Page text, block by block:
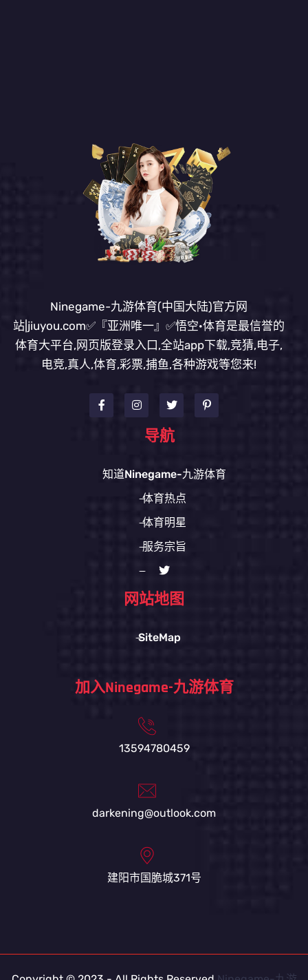
Ninegame-九游体育(中国大陆)官方网
站|jiuyou.com✅『亚洲唯一』✅悟空·体育是最信誉的
体育大平台,网页版登录入口,全站app下载,竞猜,电子,
电竞,真人,体育,彩票,捕鱼,各种游戏等您来!
导航
知道Ninegame-九游体育
体育热点
体育明星
服务宗旨
网站地图
SiteMap
加入Ninegame-九游体育
13594780459
darkening@outlook.com
建阳市国脆城371号